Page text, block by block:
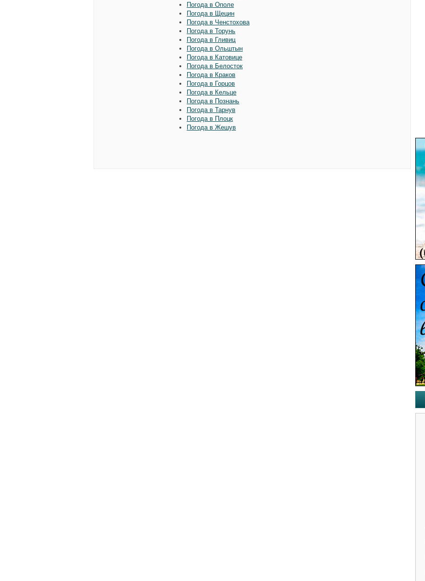
Погода в Ополе
Погода в Щецин
Погода в Ченстохова
Погода в Торунь
Погода в Гливиц
Погода в Ольштын
Погода в Катовице
Погода в Белосток
Погода в Краков
Погода в Горцов
Погода в Кельце
Погода в Познань
Погода в Тарнув
Погода в Плоцк
Погода в Жешув